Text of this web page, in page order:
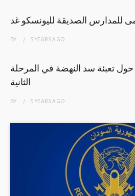
للمدارس الصديقة لليونسكو غد
BY 5 YEARSAGO
حول تعبئة سد النهضة في المرحلة
الثانية
BY 5 YEARSAGO